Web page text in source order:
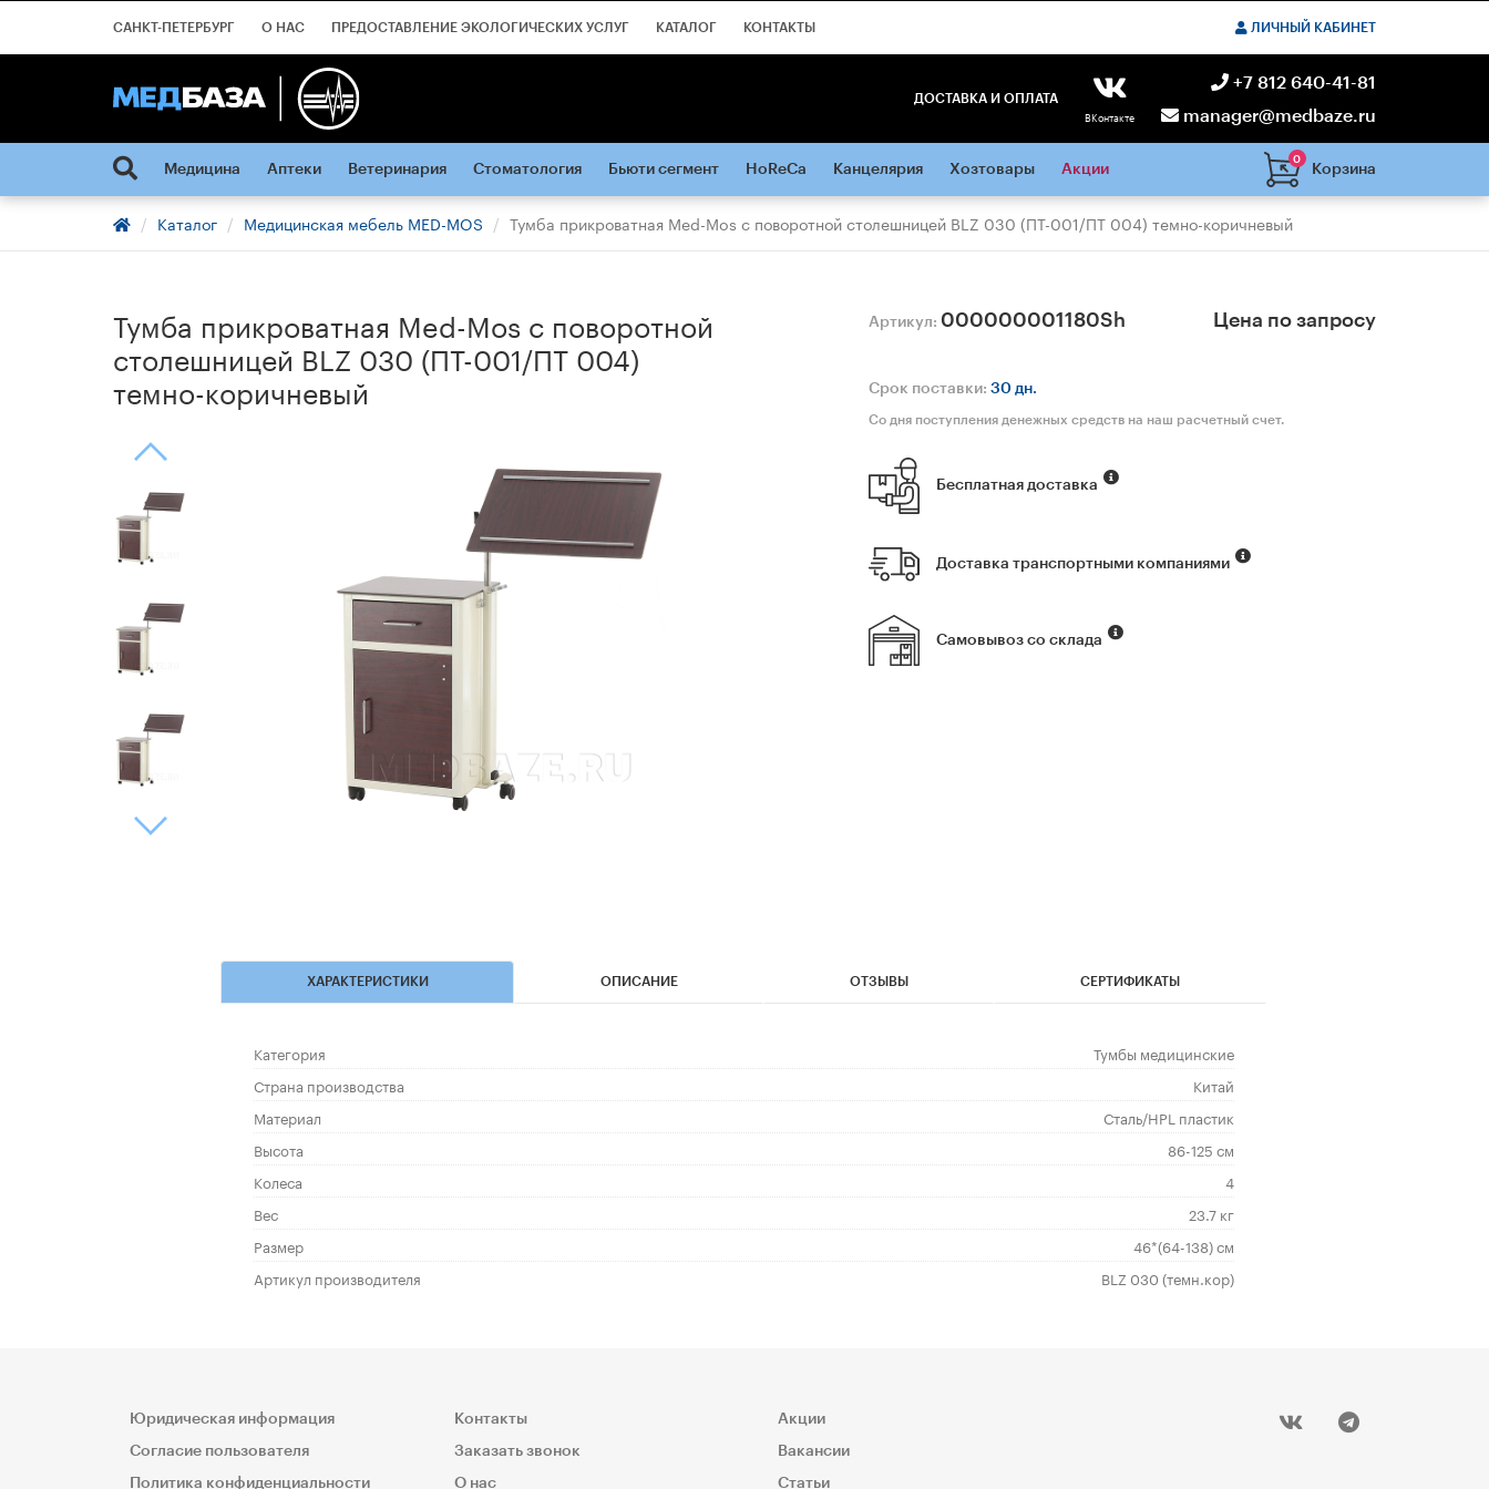
САНКТ-ПЕТЕРБУРГ О НАС ПРЕДОСТАВЛЕНИЕ ЭКОЛОГИЧЕСКИХ УСЛУГ КАТАЛОГ КОНТАКТЫ ЛИЧНЫЙ КАБИНЕТ
ДОСТАВКА И ОПЛАТА
ВКонтакте
+7 812 640-41-81
manager@medbaze.ru
0
Корзина
Медицина Аптеки Ветеринария Стоматология Бьюти сегмент HoReCa Канцелярия Хозтовары Акции
Каталог Медицинская мебель MED-MOS Тумба прикроватная Med-Mos с поворотной столешницей BLZ 030 (ПТ-001/ПТ 004) темно-коричневый
Тумба прикроватная Med-Mos с поворотной
столешницей BLZ 030 (ПТ-001/ПТ 004)
темно-коричневый
Артикул: 000000001180Sh Цена по запросу
Срок поставки:30 дн.
Со дня поступления денежных средств на наш расчетный счет.
Бесплатная доставка
Доставка транспортными компаниями
Самовывоз со склада
ХАРАКТЕРИСТИКИ ОПИСАНИЕ ОТЗЫВЫ СЕРТИФИКАТЫ
Категория
Тумбы медицинские
Страна производства
Китай
Материал
Сталь/HPL пластик
Высота
86-125 см
Колеса
4
Вес
23.7 кг
Размер
46*(64-138) см
Артикул производителя
BLZ 030 (темн.кор)
Юридическая информация
Согласие пользователя
Политика конфиденциальности
Контакты
Заказать звонок
О нас
Акции
Вакансии
Статьи